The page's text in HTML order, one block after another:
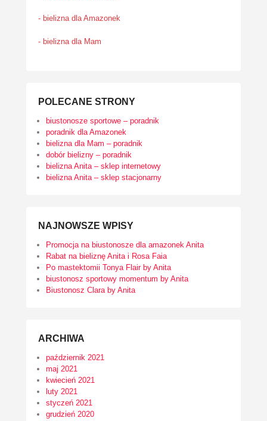
- bielizna dla Amazonek
- bielizna dla Mam
POLECANE STRONY
biustonosze sportowe – poradnik
poradnik dla Amazonek
bielizna dla Mam – poradnik
dobór bielizny – poradnik
bielizna Anita – sklep internetowy
bielizna Anita – sklep stacjonarny
NAJNOWSZE WPISY
Promocja na biustonosze dla amazonek Anita
Rabat na bieliznę Anita i Rosa Faia
Po mastektomii Tonya Flair by Anita
biustonosz sportowy momentum by Anita
Biustonosz Clara by Anita
ARCHIWA
październik 2021
maj 2021
kwiecień 2021
luty 2021
styczeń 2021
grudzień 2020